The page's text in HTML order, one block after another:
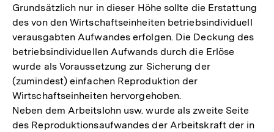
Grundsätzlich nur in dieser Höhe sollte die Erstattung
des von den Wirtschaftseinheiten betriebsindividuell
verausgabten Aufwandes erfolgen. Die Deckung des
betriebsindividuellen Aufwands durch die Erlöse
wurde als Voraussetzung zur Sicherung der
(zumindest) einfachen Reproduktion der
Wirtschaftseinheiten hervorgehoben.
Neben dem Arbeitslohn usw. wurde als zweite Seite
des Reproduktionsaufwandes der Arbeitskraft der inZum